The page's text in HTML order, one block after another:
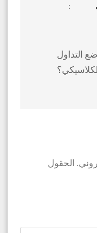
:
التداول
الحقول